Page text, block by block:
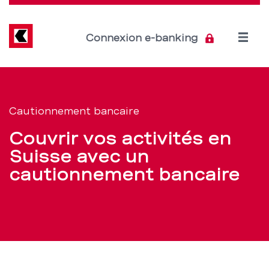
bancaire:
couvrir
ses
activités
Suisse
Direkt
Inhalt
Connexion e-banking
Open
navigation
de
service
Cautionnement bancaire
Couvrir vos activités en
Suisse avec un
cautionnement bancaire